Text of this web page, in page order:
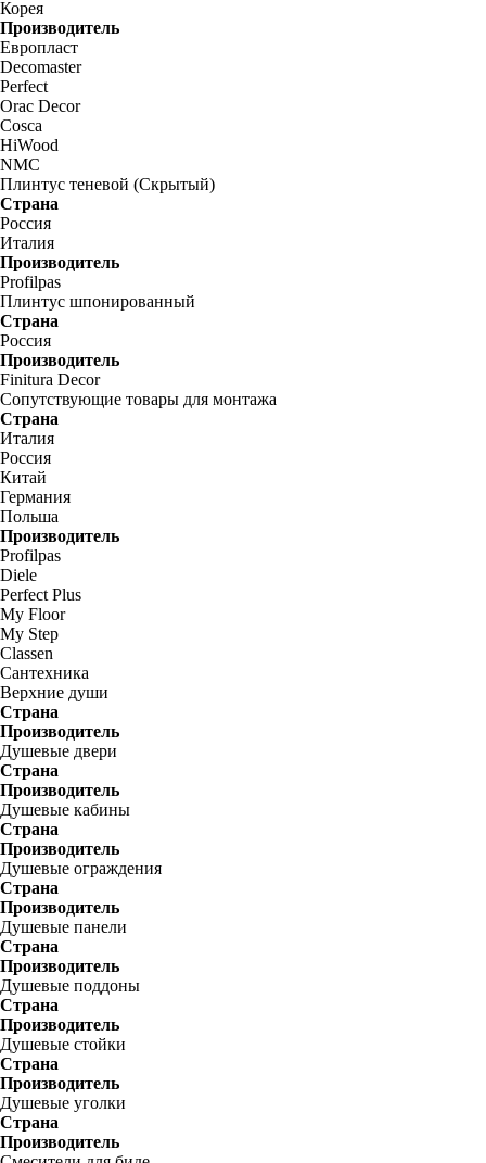
Корея
Производитель
Европласт
Decomaster
Perfect
Orac Decor
Cosca
HiWood
NMC
Плинтус теневой (Скрытый)
Страна
Россия
Италия
Производитель
Profilpas
Плинтус шпонированный
Страна
Россия
Производитель
Finitura Decor
Сопутствующие товары для монтажа
Страна
Италия
Россия
Китай
Германия
Польша
Производитель
Profilpas
Diele
Perfect Plus
My Floor
My Step
Classen
Сантехника
Верхние души
Страна
Производитель
Душевые двери
Страна
Производитель
Душевые кабины
Страна
Производитель
Душевые ограждения
Страна
Производитель
Душевые панели
Страна
Производитель
Душевые поддоны
Страна
Производитель
Душевые стойки
Страна
Производитель
Душевые уголки
Страна
Производитель